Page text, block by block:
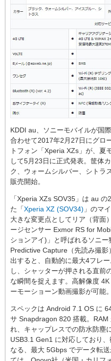
KDDI au、ソニーモバイルが国
合わせて2017年2月27日にグロ
トフォン「Xperia XZs」が、夏
して5月23日に正式発表。筐体
ク、ウォームシルバー、シトラ
販売開始。
「Xperia XZs SOV35」は au
た「Xperia XZ (SOV34) 」のマ
大きな変更点としてリア（背面
ージセンサー Exmor RS for
ションアイ)」と呼ばれるソニー
Predictive Capture（先読み撮
出すると、自動的に最大4フレ
し、シャッターが押される直前
な瞬間を捉えます。高解像度
ーモーショーン動画撮影が可能。
スペックは Android 7.1 OS に
サ Snapdragon 820 搭載。RAM
れ、キャップレスでの防水防塵
USB3.1 Gen1 に対応しており
なる、最大 5Gbps でデータ転